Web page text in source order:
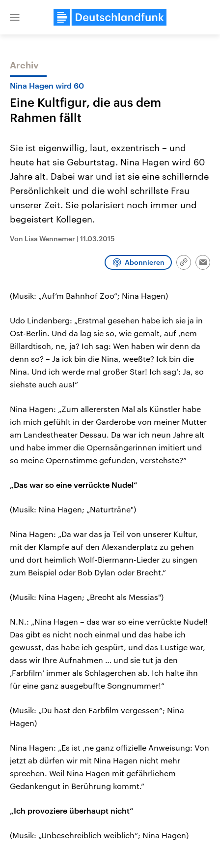
Close
Themen
Landtagswahl Sachsen-Anhalt
2026
Alle Informationen
Sachsen-Anhalt wählt am 6.
September 2026 einen neuen
Landtag. Seit 2021 wird das
Bundesland von einer Koalition aus
CDU, SPD und FDP regiert.-
Umfragen, Prognosen,
Wahlprogramme, aktuelle Berichte
und Kandidaten der anstehenden
USA
Aktuelle Beiträge,
Hintergründe
Wirtschaftlich und
gehören die Vereinigten
den mächtigsten Ländern
Archiv
Nina Hagen wird 60
Eine Kultfigur, die aus dem
Rahmen fällt
Sie ist eigenwillig, laut, exzentrisch – und
heute hat sie Geburtstag. Nina Hagen wird 60
Jahre alt. Dabei war und ist sie eine schillernde
Persönlichkeit und die wohl schrillste Frau
unserer Zeit. Sie polarisiert noch immer und
begeistert Kollegen.
Von Lisa Wennemer | 11.03.2015
Abonnieren
Link
(Musik: „Auf’m Bahnhof Zoo“; Nina Hagen)
Udo Lindenberg: „Erstmal gesehen habe ich sie ja in
Ost-Berlin. Und da lag sie so, wie gemalt, auf ‚nem
Billardtisch, ne, ja? Ich sag: Wen haben wir denn da
denn so? – Ja ick bin die Nina, weeßte? Ick bin die
Nina. Und ich werde mal großer Star! Ich sag‘: Ja, so
siehste auch aus!“
Nina Hagen: „Zum allerersten Mal als Künstler habe
ich mich gefühlt in der Garderobe von meiner Mutter
am Landestheater Dessau. Da war ich neun Jahre alt
und habe immer die Opernsängerinnen imitiert und
so meine Opernstimme gefunden, verstehste?“
„Das war so eine verrückte Nudel“
(Musik: Nina Hagen; „Naturträne")
Nina Hagen: „Da war das ja Teil von unserer Kultur,
mit der Klampfe auf den Alexanderplatz zu gehen
und dort heimlich Wolf-Biermann-Lieder zu singen
zum Beispiel oder Bob Dylan oder Brecht.“
(Musik: Nina Hagen; „Brecht als Messias")
N.N.: „Nina Hagen – das war so eine verrückte Nudel!
Das gibt es nicht noch einmal und das habe ich
gewusst, das habe ich gespürt, und das Lustige war,
dass wir Ihre Aufnahmen … und sie tut ja den
‚Farbfilm‘ immer als Schlagerchen ab. Ich halte ihn
für eine ganz ausgebuffte Songnummer!“
(Musik: „Du hast den Farbfilm vergessen“; Nina
Hagen)
Nina Hagen: „Es ist ‚ne ganz offizielle Anweisung: Von
jetzt ab dürfen wir mit Nina Hagen nicht mehr
sprechen. Weil Nina Hagen mit gefährlichem
Gedankengut in Berührung kommt.“
„Ich provoziere überhaupt nicht“
(Musik: „Unbeschreiblich weiblich“; Nina Hagen)